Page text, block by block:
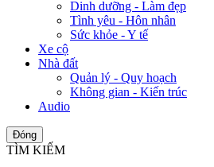
Dinh dưỡng - Làm đẹp
Tình yêu - Hôn nhân
Sức khỏe - Y tế
Xe cộ
Nhà đất
Quản lý - Quy hoạch
Không gian - Kiến trúc
Audio
Đóng
TÌM KIẾM